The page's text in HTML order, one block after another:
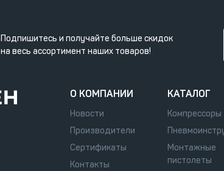
Подпишитесь и получайте больше скидок
на весь ассортимент наших товаров!
О КОМПАНИИ
Новости
Производители
Сертификаты
Контакты
КАТАЛОГ
Компрессоры
Монтажные
пистолеты